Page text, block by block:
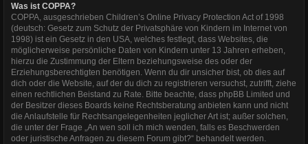
Was ist COPPA?
COPPA, ausgeschrieben Children’s Online Privacy Protection Act of 1998
(deutsch: Gesetz zum Schutz der Privatsphäre von Kindern im Internet von
1998) ist ein Gesetz in den USA, welches festlegt, dass Websites, die
möglicherweise persönliche Daten von Kindern unter 13 Jahren erheben,
hierzu die Zustimmung der Eltern beziehungsweise des oder der
Erziehungsberechtigten benötigen. Wenn du dir unsicher bist, ob dies auf
dich oder die Website, auf der du dich zu registrieren versuchst, zutrifft, ziehe
einen rechtlichen Beistand zu Rate. Bitte beachte, dass phpBB Limited und
der Besitzer dieses Boards keine Rechtsberatung anbieten kann und nicht
die Anlaufstelle für Rechtsangelegenheiten jeglicher Art ist; außer solchen,
die unter der Frage „An wen soll ich mich wenden, falls es Beschwerden
oder juristische Anfragen zu diesem Forum gibt?“ behandelt werden.